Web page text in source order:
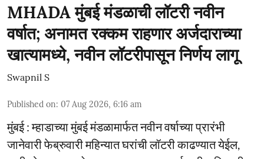
MHADA मुंबई मंडळाची लॉटरी नवीन
वर्षात; अनामत रक्कम राहणार अर्जदाराच्या
खात्यामध्ये, नवीन लॉटरीपासून निर्णय लागू
Swapnil S
Published on: 07 Aug 2026, 6:16 am
मुंबई : म्हाडाच्या मुंबई मंडळामार्फत नवीन वर्षाच्या प्रारंभी
जानेवारी फेब्रुवारी महिन्यात घरांची लॉटरी काढण्यात येईल,